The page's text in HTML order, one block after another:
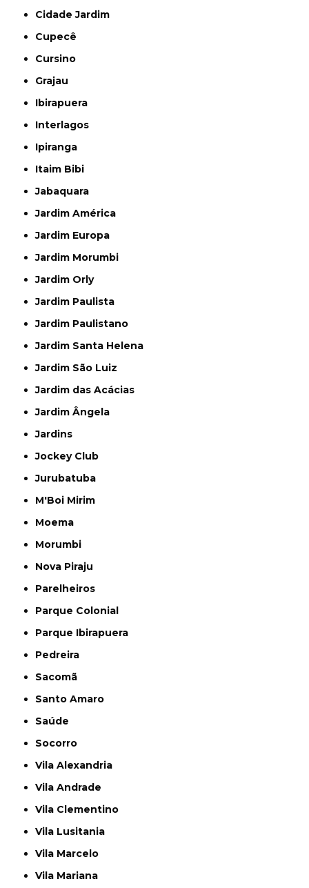
Cidade Jardim
Cupecê
Cursino
Grajau
Ibirapuera
Interlagos
Ipiranga
Itaim Bibi
Jabaquara
Jardim América
Jardim Europa
Jardim Morumbi
Jardim Orly
Jardim Paulista
Jardim Paulistano
Jardim Santa Helena
Jardim São Luiz
Jardim das Acácias
Jardim Ângela
Jardins
Jockey Club
Jurubatuba
M'Boi Mirim
Moema
Morumbi
Nova Piraju
Parelheiros
Parque Colonial
Parque Ibirapuera
Pedreira
Sacomã
Santo Amaro
Saúde
Socorro
Vila Alexandria
Vila Andrade
Vila Clementino
Vila Lusitania
Vila Marcelo
Vila Mariana